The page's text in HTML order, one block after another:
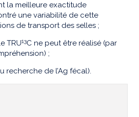
la meilleure exactitude
une variabilité de cette
de transport des selles ;
TRU13C ne peut être réalisé (par
;
recherche de l’Ag fécal).